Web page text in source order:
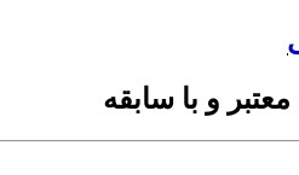
و با سابقه